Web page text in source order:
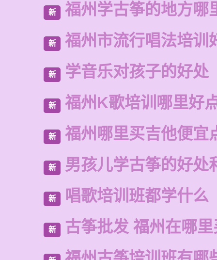
新 福州学古筝的地方哪
新 福州市流行唱法培训
新 学音乐对孩子的好处
新 福州K歌培训哪里好
新 福州哪里买吉他便宜
新 男孩儿学古筝的好处
新 唱歌培训班都学什么
新 古筝批发 福州在哪